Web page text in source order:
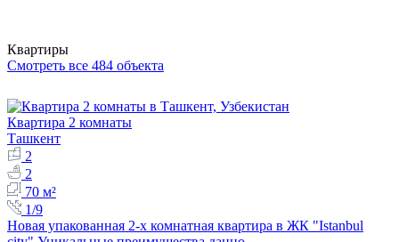
Квартиры
Смотреть все 484 объекта
Квартира 2 комнаты
Ташкент
2
2
70 м²
1/9
Новая упакованная 2-х комнатная квартира в ЖК "Istanbul